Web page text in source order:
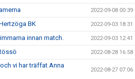
2022-09-08 00:39
BK 2022-09-03 18:31
innan match. 2022-09-03 12:41
2022-08-28 16:58
vi har träffat Anna
2022-08-27 07:06